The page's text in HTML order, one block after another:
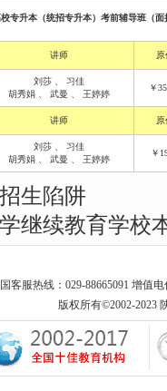
校专升本（统招专升本）考前辅导班（
讲师
刘莎
习佳
胡秀娟
武曼 王婷婷
￥
讲师
刘莎
习佳
胡秀娟
武曼 王婷婷
￥
生陷阱
继续教育学校
客服热线：029-88665091 增值
版权所有©2002-2023